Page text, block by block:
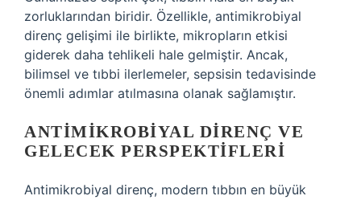
zorluklarından biridir. Özellikle, antimikrobiyal
direnç gelişimi ile birlikte, mikropların etkisi
giderek daha tehlikeli hale gelmiştir. Ancak,
bilimsel ve tıbbi ilerlemeler, sepsisin tedavisinde
önemli adımlar atılmasına olanak sağlamıştır.
ANTIMIKROBIYAL DIRENÇ VE
GELECEK PERSPEKTIFLERI
Antimikrobiyal direnç, modern tıbbın en büyük